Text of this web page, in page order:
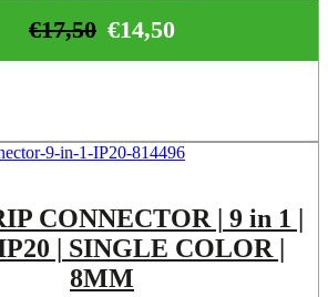
€14,50
€17,50
CONNECTOR | 9 in 1 |
| SINGLE COLOR |
8MM